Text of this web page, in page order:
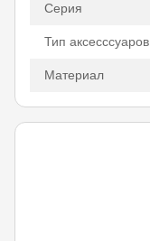
Серия
Тип аксесссуаров
Материал